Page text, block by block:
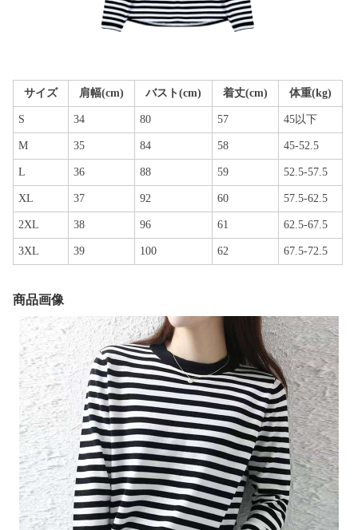
サイズ 肩幅(cm) バスト(cm) 着丈(cm) 体重(kg)
S 34 80 57 45以下
M 35 84 58 45-52.5
L 36 88 59 52.5-57.5
XL 37 92 60 57.5-62.5
2XL 38 96 61 62.5-67.5
3XL 39 100 62 67.5-72.5
商品画像